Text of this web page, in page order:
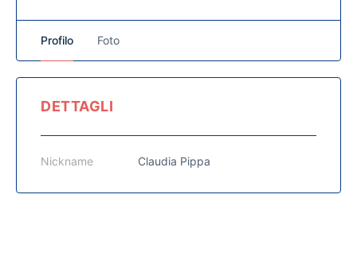
Profilo Foto
DETTAGLI
Nickname Claudia Pippa